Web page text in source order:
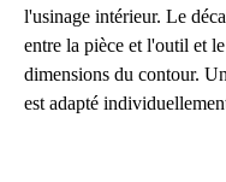
l'usinage intérieur. Le
entre la pièce et l'outil et
dimensions du contour.
est adapté